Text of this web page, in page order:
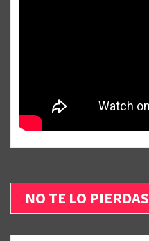
NO TE LO PIERDAS